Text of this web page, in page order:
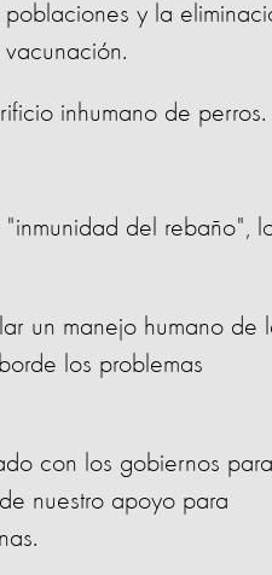
y la
inhumano de
del rebaño",
un manejo humano de
los problemas
con los gobiernos para
nuestro apoyo para